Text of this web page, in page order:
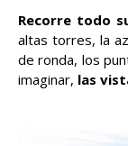
Recorre todo
altas torres, la
de ronda, los
imaginar, las